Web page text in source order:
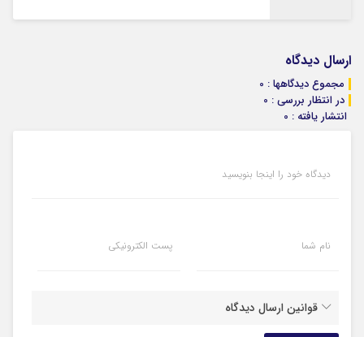
ارسال دیدگاه
مجموع دیدگاهها : 0
در انتظار بررسی : 0
انتشار یافته : 0
دیدگاه خود را اینجا بنویسید
نام شما پست الکترونیکی
قوانین ارسال دیدگاه